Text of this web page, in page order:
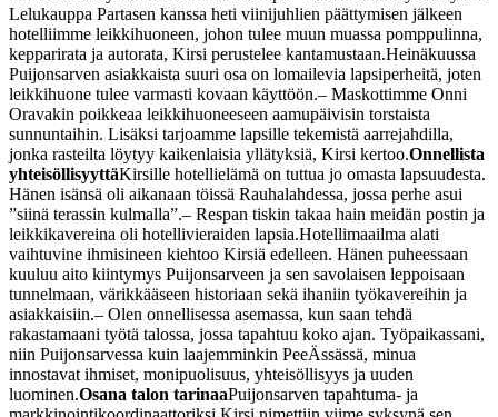
Lelukauppa Partasen kanssa heti viinijuhlien päättymisen jälkeen
hotelliimme leikkihuoneen, johon tulee muun muassa pomppulinna,
kepparirata ja autorata, Kirsi perustelee kantamustaan.Heinäkuussa
Puijonsarven asiakkaista suuri osa on lomailevia lapsiperheitä, joten
leikkihuone tulee varmasti kovaan käyttöön.– Maskottimme Onni
Oravakin poikkeaa leikkihuoneeseen aamupäivisin torstaista
sunnuntaihin. Lisäksi tarjoamme lapsille tekemistä aarrejahdilla,
jonka rasteilta löytyy kaikenlaisia yllätyksiä, Kirsi kertoo.Onnellista
yhteisöllisyyttäKirsille hotellielämä on tuttua jo omasta lapsuudesta.
Hänen isänsä oli aikanaan töissä Rauhalahdessa, jossa perhe asui
”siinä terassin kulmalla”.– Respan tiskin takaa hain meidän postin ja
leikkikavereina oli hotellivieraiden lapsia.Hotellimaailma alati
vaihtuvine ihmisineen kiehtoo Kirsiä edelleen. Hänen puheessaan
kuuluu aito kiintymys Puijonsarveen ja sen savolaisen leppoisaan
tunnelmaan, värikkääseen historiaan sekä ihaniin työkavereihin ja
asiakkaisiin.– Olen onnellisessa asemassa, kun saan tehdä
rakastamaani työtä talossa, jossa tapahtuu koko ajan. Työpaikassani,
niin Puijonsarvessa kuin laajemminkin PeeÄssässä, minua
innostavat ihmiset, monipuolisuus, yhteisöllisyys ja uuden
luominen.Osana talon tarinaaPuijonsarven tapahtuma- ja